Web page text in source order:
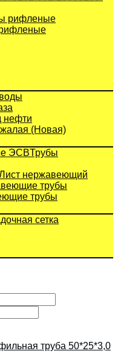
нефти
(Новая)
Трубы
нержавеющий
трубы
сетка
труба 50*25*3,0